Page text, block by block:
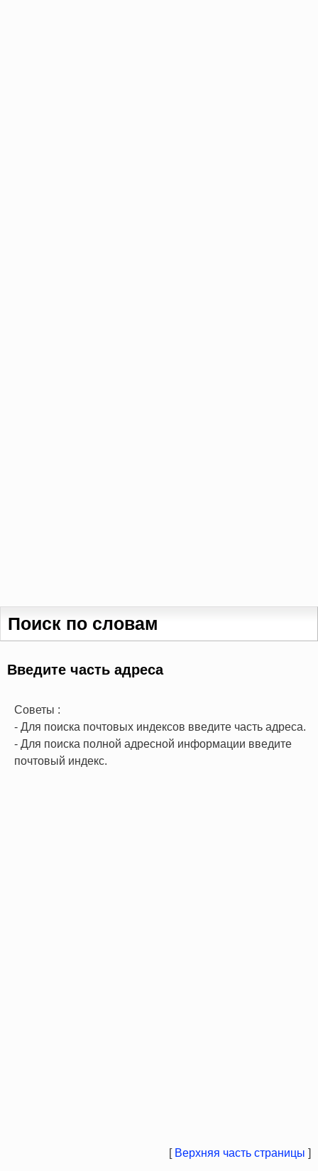
Поиск по словам
Введите часть адреса
Советы :
- Для поиска почтовых индексов введите часть адреса.
- Для поиска полной адресной информации введите
почтовый индекс.
[ Верхняя часть страницы ]